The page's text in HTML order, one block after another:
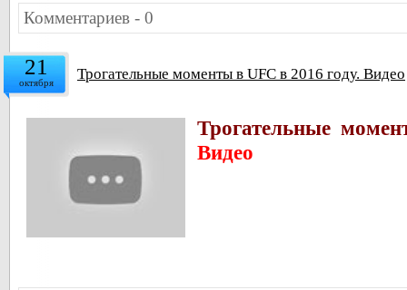
Комментариев - 0
21
октября Трогательные моменты в UFC в 2016 году. Видео
Трогательные
Видео